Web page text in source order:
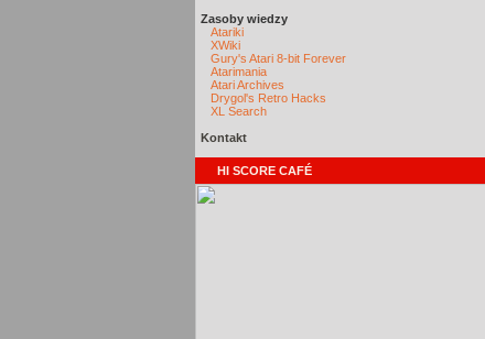
Zasoby wiedzy
Atariki
XWiki
Gury's Atari 8-bit Forever
Atarimania
Atari Archives
Drygol's Retro Hacks
XL Search
Kontakt
HI SCORE CAFÉ